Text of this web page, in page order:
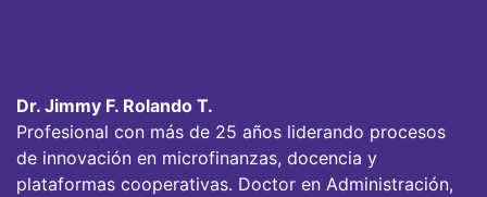
Dr. Jimmy F. Rolando T.
Profesional con más de 25 años liderando procesos
de innovación en microfinanzas, docencia y
plataformas cooperativas. Doctor en Administración,